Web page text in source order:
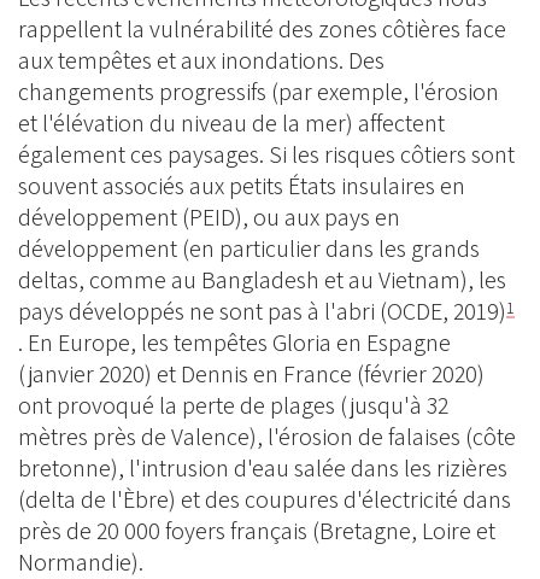
rappellent la vulnérabilité des zones côtières face
aux tempêtes et aux inondations. Des
changements progressifs (par exemple, l'érosion
et l'élévation du niveau de la mer) affectent
également ces paysages. Si les risques côtiers sont
souvent associés aux petits États insulaires en
développement (PEID), ou aux pays en
développement (en particulier dans les grands
deltas, comme au Bangladesh et au Vietnam), les
pays développés ne sont pas à l'abri (OCDE, 2019)1
. En Europe, les tempêtes Gloria en Espagne
(janvier 2020) et Dennis en France (février 2020)
ont provoqué la perte de plages (jusqu'à 32
mètres près de Valence), l'érosion de falaises (côte
bretonne), l'intrusion d'eau salée dans les rizières
(delta de l'Èbre) et des coupures d'électricité dans
près de 20 000 foyers français (Bretagne, Loire et
Normandie).